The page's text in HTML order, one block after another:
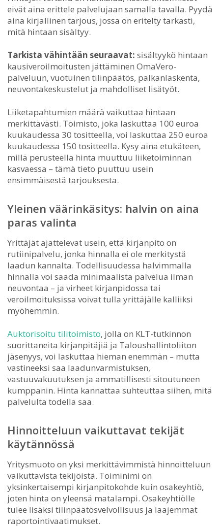
eivät aina erittele palvelujaan samalla tavalla. Pyydä
aina kirjallinen tarjous, jossa on eritelty tarkasti,
mitä hintaan sisältyy.
Tarkista vähintään seuraavat: sisältyykö hintaan
kausiveroilmoitusten jättäminen OmaVero-
palveluun, vuotuinen tilinpäätös, palkanlaskenta,
neuvontakeskustelut ja mahdolliset lisätyöt.
Liiketapahtumien määrä vaikuttaa hintaan
merkittävästi. Toimisto, joka laskuttaa 100 euroa
kuukaudessa 30 tositteella, voi laskuttaa 250 euroa
kuukaudessa 150 tositteella. Kysy aina etukäteen,
millä perusteella hinta muuttuu liiketoiminnan
kasvaessa – tämä tieto puuttuu usein
ensimmäisestä tarjouksesta.
Yleinen väärinkäsitys: halvin on aina
paras valinta
Yrittäjät ajattelevat usein, että kirjanpito on
rutiinipalvelu, jonka hinnalla ei ole merkitystä
laadun kannalta. Todellisuudessa halvimmalla
hinnalla voi saada minimaalista palvelua ilman
neuvontaa – ja virheet kirjanpidossa tai
veroilmoituksissa voivat tulla yrittäjälle kalliiksi
myöhemmin.
Auktorisoitu tilitoimisto, jolla on KLT-tutkinnon
suorittaneita kirjanpitäjiä ja Taloushallintoliiton
jäsenyys, voi laskuttaa hieman enemmän – mutta
vastineeksi saa laadunvarmistuksen,
vastuuvakuutuksen ja ammatillisesti sitoutuneen
kumppanin. Hinta kannattaa suhteuttaa siihen, mitä
palvelulta todella saa.
Hinnoitteluun vaikuttavat tekijät
käytännössä
Yritysmuoto on yksi merkittävimmistä hinnoitteluun
vaikuttavista tekijöistä. Toiminimi on
yksinkertaisempi kirjanpitokohde kuin osakeyhtiö,
joten hinta on yleensä matalampi. Osakeyhtiölle
tulee lisäksi tilinpäätösvelvollisuus ja laajemmat
raportointivaatimukset.